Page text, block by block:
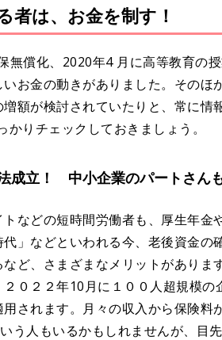
者は、お金を制す！
無償化、2020年4 月に高等教育の
お金の動きがありました。そのほ
額が検討されていたりと、常に情
かりチェックしておきましょう。
成立！ 中小企業のパートさん
などの短時間労働者も、厚生年金
代」などといわれる今、老後資金
ど、さまざまなメリットがありま
０２２年10月に１００人超規模
されます。月々の収入から保険料
う人もいるかもしれませんが、目